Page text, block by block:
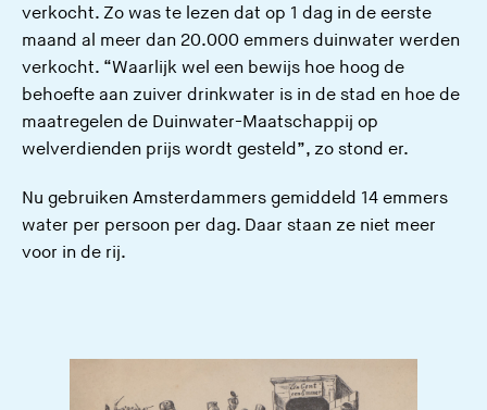
verkocht. Zo was te lezen dat op 1 dag in de eerste
maand al meer dan 20.000 emmers duinwater werden
verkocht. “Waarlijk wel een bewijs hoe hoog de
behoefte aan zuiver drinkwater is in de stad en hoe de
maatregelen de Duinwater-Maatschappij op
welverdienden prijs wordt gesteld”, zo stond er.
Nu gebruiken Amsterdammers gemiddeld 14 emmers
water per persoon per dag. Daar staan ze niet meer
voor in de rij.